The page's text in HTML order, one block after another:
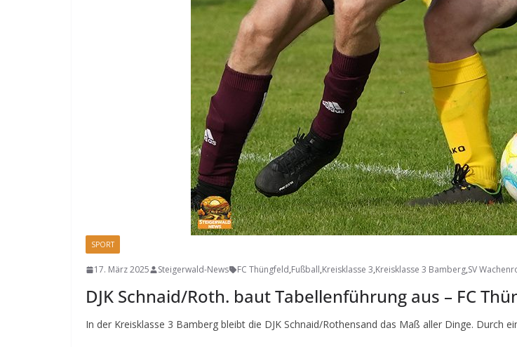
SPORT
17. März 2025 Steigerwald-News FC Thüngfeld,Fußball,Kreisklasse 3,Kreisklasse 3 Bamberg,SV
DJK Schnaid/Roth. baut Tabellenführung aus – FC
In der Kreisklasse 3 Bamberg bleibt die DJK Schnaid/Rothensand das Maß aller Dinge. Durch